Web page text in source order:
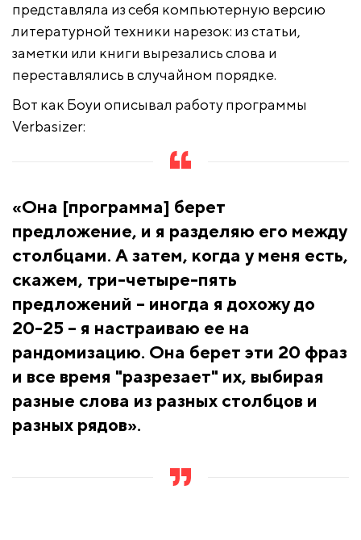
представляла из себя компьютерную версию
литературной техники нарезок: из статьи,
заметки или книги вырезались слова и
переставлялись в случайном порядке.
Вот как Боуи описывал работу программы
Verbasizer:
«Она [программа] берет
предложение, и я разделяю его между
столбцами. А затем, когда у меня есть,
скажем, три-четыре-пять
предложений – иногда я дохожу до
20-25 – я настраиваю ее на
рандомизацию. Она берет эти 20 фраз
и все время "разрезает" их, выбирая
разные слова из разных столбцов и
разных рядов».